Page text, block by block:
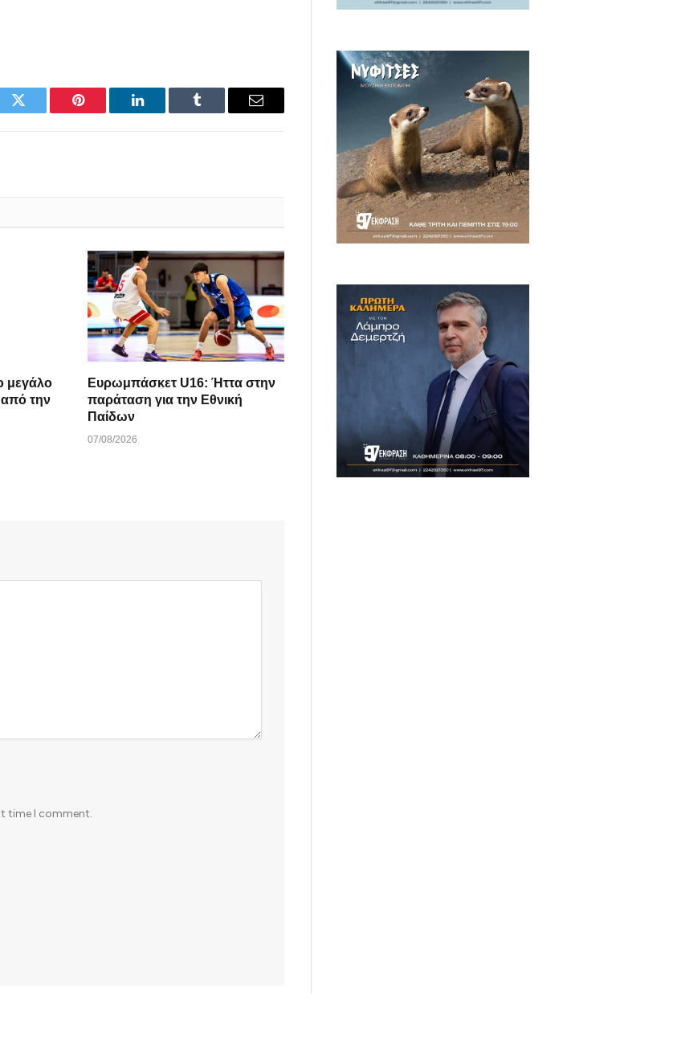
Twitter Pinterest LinkedIn Tumblr Email
μεγάλο
Ευρωμπάσκετ U16: Ήττα στην
παράταση για την Εθνική
Παίδων
07/08/2026
time I comment.